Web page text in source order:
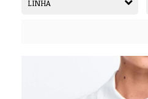
LINHA